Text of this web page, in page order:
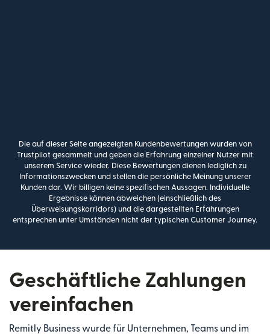
Die auf dieser Seite angezeigten Kundenbewertungen wurden von
Trustpilot gesammelt und geben die Erfahrung einzelner Nutzer mit
unserem Service wieder. Diese Bewertungen dienen lediglich zu
Informationszwecken und stellen die persönliche Meinung unserer
Kunden dar. Wir billigen keine spezifischen Aussagen. Individuelle
Ergebnisse können abweichen (einschließlich des
Überweisungskorridors) und die dargestellten Erfahrungen
entsprechen unter Umständen nicht der typischen Customer Journey.
Geschäftliche Zahlungen
vereinfachen
Remitly Business wurde für Unternehmen, Teams und im